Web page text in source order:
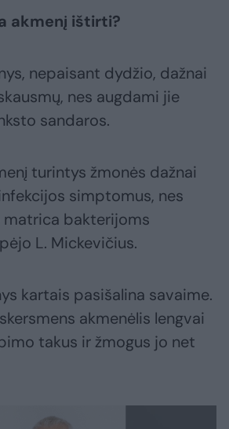
akmenį ištirti?
nepaisant dydžio, dažnai
nes augdami jie
sandaros.
turintys žmonės dažnai
simptomus, nes
matrica bakterijoms
L. Mickevičius.
kartais pasišalina savaime.
akmenėlis lengvai
takus ir žmogus jo net